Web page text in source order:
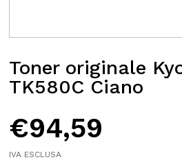
Toner originale
TK580C Ciano
€94,59
IVA ESCLUSA